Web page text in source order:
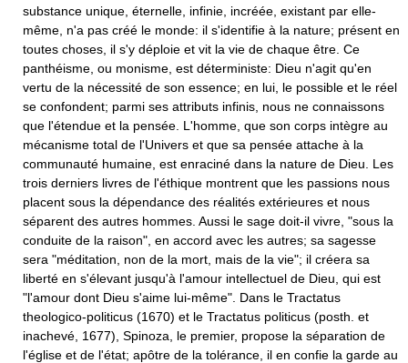
substance unique, éternelle, infinie, incréée, existant par elle-
même, n'a pas créé le monde: il s'identifie à la nature; présent en
toutes choses, il s'y déploie et vit la vie de chaque être. Ce
panthéisme, ou monisme, est déterministe: Dieu n'agit qu'en
vertu de la nécessité de son essence; en lui, le possible et le réel
se confondent; parmi ses attributs infinis, nous ne connaissons
que l'étendue et la pensée. L'homme, que son corps intègre au
mécanisme total de l'Univers et que sa pensée attache à la
communauté humaine, est enraciné dans la nature de Dieu. Les
trois derniers livres de l'éthique montrent que les passions nous
placent sous la dépendance des réalités extérieures et nous
séparent des autres hommes. Aussi le sage doit-il vivre, "sous la
conduite de la raison", en accord avec les autres; sa sagesse
sera "méditation, non de la mort, mais de la vie"; il créera sa
liberté en s'élevant jusqu'à l'amour intellectuel de Dieu, qui est
"l'amour dont Dieu s'aime lui-même". Dans le Tractatus
theologico-politicus (1670) et le Tractatus politicus (posth. et
inachevé, 1677), Spinoza, le premier, propose la séparation de
l'église et de l'état; apôtre de la tolérance, il en confie la garde au